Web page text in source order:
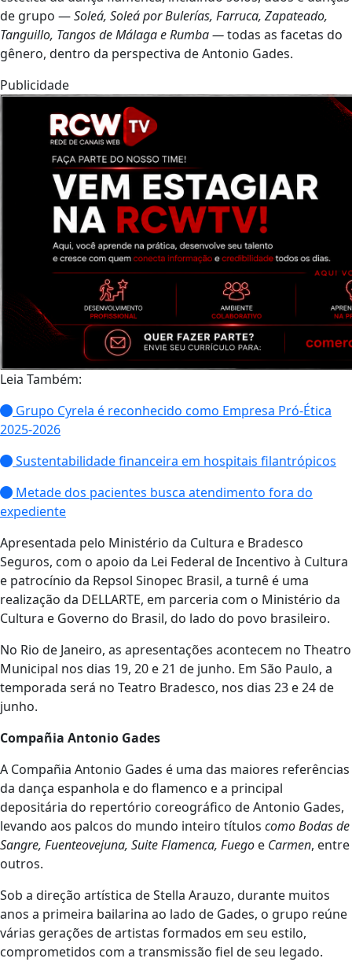
de grupo —Soleá, Soleá por Bulerías, Farruca, Zapateado,
Tanguillo, Tangos de Málaga e Rumba —todas as facetas do
gênero, dentro da perspectiva de Antonio Gades.
Publicidade
Leia Também:
Grupo Cyrela é reconhecido como Empresa Pró-Ética
2025-2026
Sustentabilidade financeira em hospitais filantrópicos
Metade dos pacientes busca atendimento fora do
expediente
Apresentada pelo Ministério da Cultura e Bradesco
Seguros, com o apoio da Lei Federal de Incentivo à Cultura
e patrocínio da Repsol Sinopec Brasil, a turnê é uma
realização da DELLARTE, em parceria com o Ministério da
Cultura e Governo do Brasil, do lado do povo brasileiro.
No Rio de Janeiro, as apresentações acontecem no Theatro
Municipal nos dias 19, 20 e 21 de junho. Em São Paulo, a
temporada será no Teatro Bradesco, nos dias 23 e 24 de
junho.
Compañia Antonio Gades
A Compañia Antonio Gades é uma das maiores referências
da dança espanhola e do flamenco e a principal
depositária do repertório coreográfico de Antonio Gades,
levando aos palcos do mundo inteiro títulos como Bodas de
Sangre, Fuenteovejuna, Suite Flamenca, Fuego e Carmen, entre
outros.
Sob a direção artística de Stella Arauzo, durante muitos
anos a primeira bailarina ao lado de Gades, o grupo reúne
várias gerações de artistas formados em seu estilo,
comprometidos com a transmissão fiel de seu legado.